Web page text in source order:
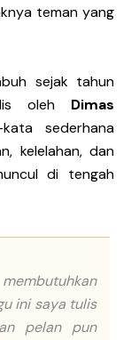
teman yang
sejak tahun
oleh Dimas
sederhana
kelelahan, dan
di tengah
ini saya tulis
pelan pun